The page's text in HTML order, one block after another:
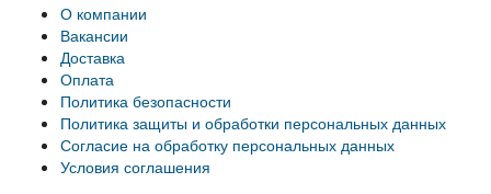
О компании
Вакансии
Доставка
Оплата
Политика безопасности
Политика защиты и обработки персональных данных
Согласие на обработку персональных данных
Условия соглашения